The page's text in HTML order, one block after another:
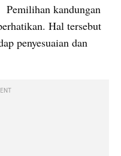
Pemilihan kandungan
Hal tersebut
penyesuaian dan